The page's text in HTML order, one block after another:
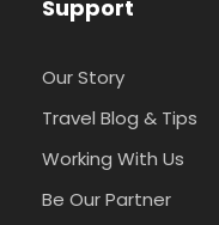
Support
Our Story
Travel Blog & Tips
Working With Us
Be Our Partner